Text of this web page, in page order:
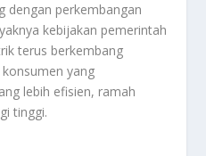
dengan perkembangan
kebijakan pemerintah
terus berkembang
yang
lebih efisien, ramah
tinggi.